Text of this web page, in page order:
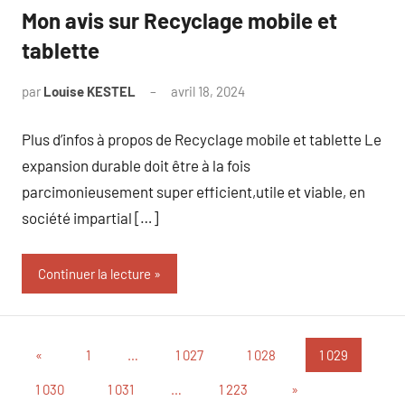
Mon avis sur Recyclage mobile et
tablette
par Louise KESTEL avril 18, 2024
Plus d’infos à propos de Recyclage mobile et tablette Le
expansion durable doit être à la fois
parcimonieusement super efficient,utile et viable, en
société impartial […]
Continuer la lecture
Pagination
des
« Publications
1 … 1 027 1 028 1 029
1 030 1 031 … 1 223 Articles
»